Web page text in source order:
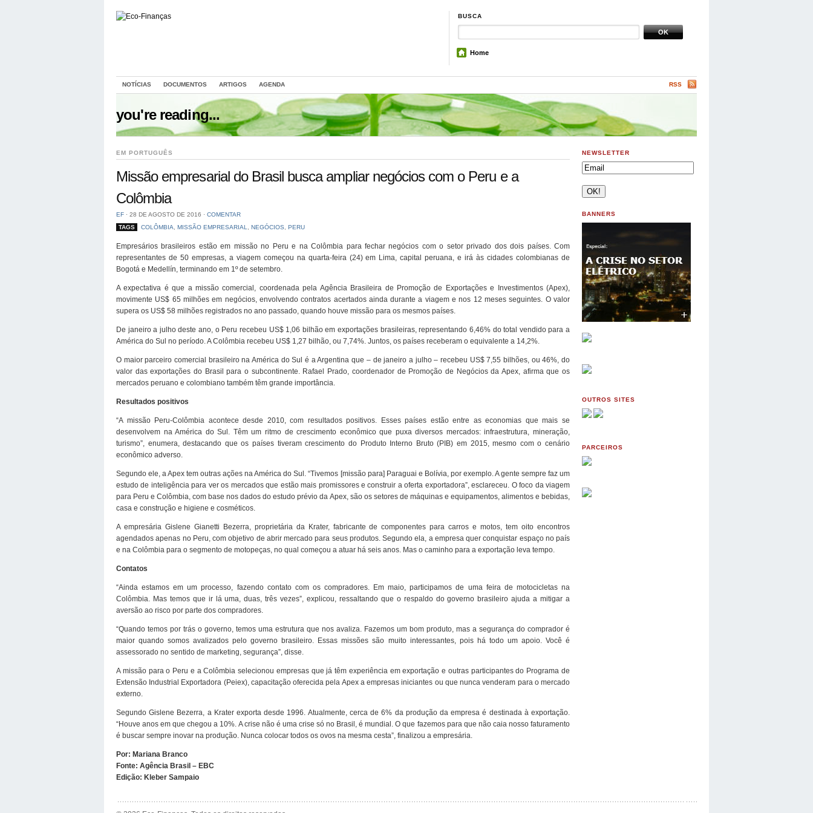
BUSCA
Home
NOTÍCIAS DOCUMENTOS ARTIGOS AGENDA RSS
you're reading...
EM PORTUGUÊS
Missão empresarial do Brasil busca ampliar negócios com o Peru e a
Colômbia
EF ⋅ 28 DE AGOSTO DE 2016 ⋅ COMENTAR
TAGS
COLÔMBIA MISSÃO EMPRESARIAL NEGÓCIOS PERU
Empresários brasileiros estão em missão no Peru e na Colômbia para fechar negócios com o setor privado dos dois países. Com
representantes de 50 empresas, a viagem começou na quarta-feira (24) em Lima, capital peruana, e irá às cidades colombianas de
Bogotá e Medellín, terminando em 1º de setembro.
A expectativa é que a missão comercial, coordenada pela Agência Brasileira de Promoção de Exportações e Investimentos (Apex),
movimente US$ 65 milhões em negócios, envolvendo contratos acertados ainda durante a viagem e nos 12 meses seguintes. O valor
supera os US$ 58 milhões registrados no ano passado, quando houve missão para os mesmos países.
De janeiro a julho deste ano, o Peru recebeu US$ 1,06 bilhão em exportações brasileiras, representando 6,46% do total vendido para a
América do Sul no período. A Colômbia recebeu US$ 1,27 bilhão, ou 7,74%. Juntos, os países receberam o equivalente a 14,2%.
O maior parceiro comercial brasileiro na América do Sul é a Argentina que – de janeiro a julho – recebeu US$ 7,55 bilhões, ou 46%, do
valor das exportações do Brasil para o subcontinente. Rafael Prado, coordenador de Promoção de Negócios da Apex, afirma que os
mercados peruano e colombiano também têm grande importância.
Resultados positivos
“A missão Peru-Colômbia acontece desde 2010, com resultados positivos. Esses países estão entre as economias que mais se
desenvolvem na América do Sul. Têm um ritmo de crescimento econômico que puxa diversos mercados: infraestrutura, mineração,
turismo”, enumera, destacando que os países tiveram crescimento do Produto Interno Bruto (PIB) em 2015, mesmo com o cenário
econômico adverso.
Segundo ele, a Apex tem outras ações na América do Sul. “Tivemos [missão para] Paraguai e Bolívia, por exemplo. A gente sempre faz um
estudo de inteligência para ver os mercados que estão mais promissores e construir a oferta exportadora”, esclareceu. O foco da viagem
para Peru e Colômbia, com base nos dados do estudo prévio da Apex, são os setores de máquinas e equipamentos, alimentos e bebidas,
casa e construção e higiene e cosméticos.
A empresária Gislene Gianetti Bezerra, proprietária da Krater, fabricante de componentes para carros e motos, tem oito encontros
agendados apenas no Peru, com objetivo de abrir mercado para seus produtos. Segundo ela, a empresa quer conquistar espaço no país
e na Colômbia para o segmento de motopeças, no qual começou a atuar há seis anos. Mas o caminho para a exportação leva tempo.
Contatos
“Ainda estamos em um processo, fazendo contato com os compradores. Em maio, participamos de uma feira de motocicletas na
Colômbia. Mas temos que ir lá uma, duas, três vezes”, explicou, ressaltando que o respaldo do governo brasileiro ajuda a mitigar a
aversão ao risco por parte dos compradores.
“Quando temos por trás o governo, temos uma estrutura que nos avaliza. Fazemos um bom produto, mas a segurança do comprador é
maior quando somos avalizados pelo governo brasileiro. Essas missões são muito interessantes, pois há todo um apoio. Você é
assessorado no sentido de marketing, segurança”, disse.
A missão para o Peru e a Colômbia selecionou empresas que já têm experiência em exportação e outras participantes do Programa de
Extensão Industrial Exportadora (Peiex), capacitação oferecida pela Apex a empresas iniciantes ou que nunca venderam para o mercado
externo.
Segundo Gislene Bezerra, a Krater exporta desde 1996. Atualmente, cerca de 6% da produção da empresa é destinada à exportação.
“Houve anos em que chegou a 10%. A crise não é uma crise só no Brasil, é mundial. O que fazemos para que não caia nosso faturamento
é buscar sempre inovar na produção. Nunca colocar todos os ovos na mesma cesta”, finalizou a empresária.
Por: Mariana Branco
Fonte: Agência Brasil – EBC
Edição: Kleber Sampaio
NEWSLETTER
BANNERS
OUTROS SITES
PARCEIROS